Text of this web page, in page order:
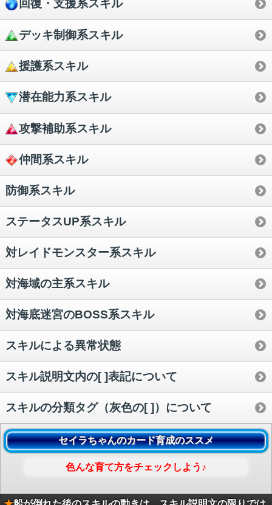
回復・支援系スキル
デッキ制御系スキル
援護系スキル
潜在能力系スキル
攻撃補助系スキル
仲間系スキル
防御系スキル
ステータスUP系スキル
対レイドモンスター系スキル
対海域の主系スキル
対海底迷宮のBOSS系スキル
スキルによる異常状態
スキル説明文内の[ ]表記について
スキルの分類タグ（灰色の[ ]）について
セイラちゃんのカード育成のススメ
色んな育て方をチェックしよう♪